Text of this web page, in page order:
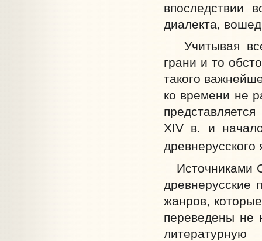
впоследствии
диалекта,
Учитывая все
грани и то
такого
ко времени не
XIV в. и
Источниками
жанров,
переведены не